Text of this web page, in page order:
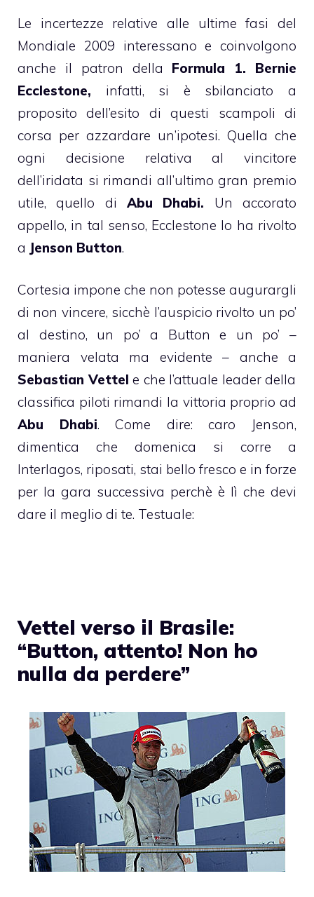
Le incertezze relative alle ultime fasi del
Mondiale 2009 interessano e coinvolgono
anche il patron della Formula 1. Bernie
Ecclestone, infatti, si è sbilanciato a
proposito dell’esito di questi scampoli di
corsa per azzardare un’ipotesi. Quella che
ogni decisione relativa al vincitore
dell’iridata si rimandi all’ultimo gran premio
utile, quello di Abu Dhabi. Un accorato
appello, in tal senso, Ecclestone lo ha rivolto
a Jenson Button.
Cortesia impone che non potesse augurargli
di non vincere, sicchè l’auspicio rivolto un po’
al destino, un po’ a Button e un po’ –
maniera velata ma evidente – anche a
Sebastian Vettel e che l’attuale leader della
classifica piloti rimandi la vittoria proprio ad
Abu Dhabi. Come dire: caro Jenson,
dimentica che domenica si corre a
Interlagos, riposati, stai bello fresco e in forze
per la gara successiva perchè è lì che devi
dare il meglio di te. Testuale:
Vettel verso il Brasile:
“Button, attento! Non ho
nulla da perdere”